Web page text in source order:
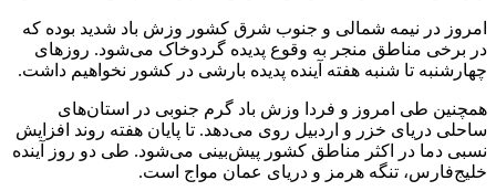
امروز در نیمه شمالی و جنوب شرق کشور وزش باد شدید بوده که
در برخی مناطق منجر به وقوع پدیده گردوخاک می‌شود. روز‌های
چهارشنبه تا شنبه هفته آینده پدیده بارشی در کشور نخواهیم داشت.
همچنین طی امروز و فردا وزش باد گرم جنوبی در استان‌های
ساحلی دریای خزر و اردبیل روی می‌دهد. تا پایان هفته روند افزایش
نسبی دما در اکثر مناطق کشور پیش‌بینی می‌شود. طی دو روز آینده
خلیج‌فارس، تنگه هرمز و دریای عمان مواج است.